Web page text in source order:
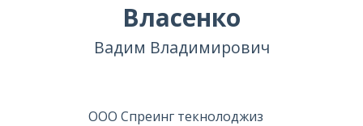
Власенко
Вадим Владимирович
ООО Спреинг текнолоджиз